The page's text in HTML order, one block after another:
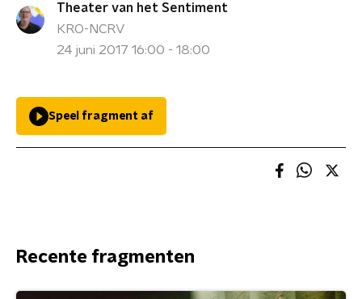
Theater van het Sentiment
KRO-NCRV
24 juni 2017 16:00 - 18:00
Speel fragment af
Recente fragmenten